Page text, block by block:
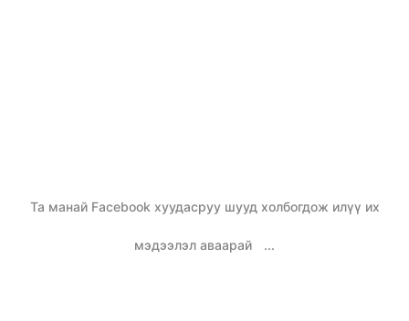
Та манай Facebook хуудасруу шууд холбогдож илүү их
мэдээлэл аваарай ...